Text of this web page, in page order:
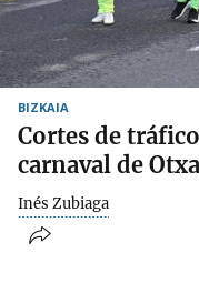
BIZKAIA
Cortes de
carnaval de
Inés Zubiaga